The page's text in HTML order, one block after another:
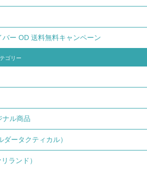
ー OD 送料無料キャンペーン
ゴリー
ナル商品
ータクティカル）
ランド）